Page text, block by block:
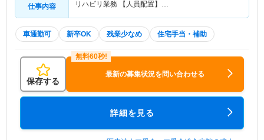
仕事内容
リハビリ業務 【人員配置】…
車通勤可 新卒OK 残業少なめ 住宅手当・補助
保存する
最新の募集状況を問い合わせる
詳細を見る